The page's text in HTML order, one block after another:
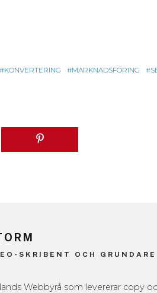
KONVERTERING MARKNADSFÖRING
SKRIBENT OCH
Webbyrå som levererar copy